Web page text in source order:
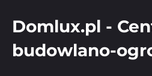
Domlux.pl -
budowlano-